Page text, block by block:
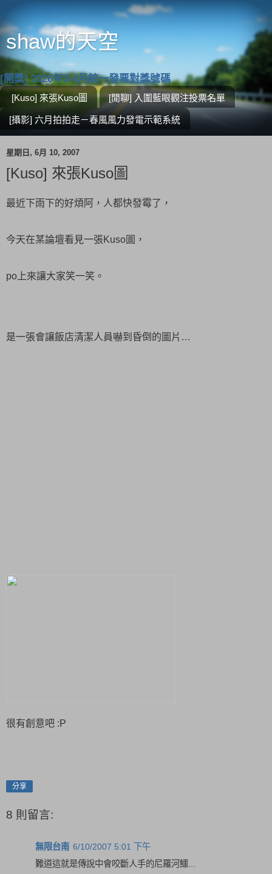
shaw的天空
[開獎] 2026年3-4月統一發票對獎號碼
[Kuso] 來張Kuso圖 [閒聊] 入圍藍眼觀注投票名單
[攝影] 六月拍拍走－春風風力發電示範系統
星期日, 6月 10, 2007
[Kuso] 來張Kuso圖
最近下雨下的好煩阿，人都快發霉了，
今天在某論壇看見一張Kuso圖，
po上來讓大家笑一笑。
是一張會讓飯店清潔人員嚇到昏倒的圖片…
很有創意吧 :P
分享
8 則留言:
無限台南 6/10/2007 5:01 下午
難道這就是傳說中會咬斷人手的尼羅河鱷...